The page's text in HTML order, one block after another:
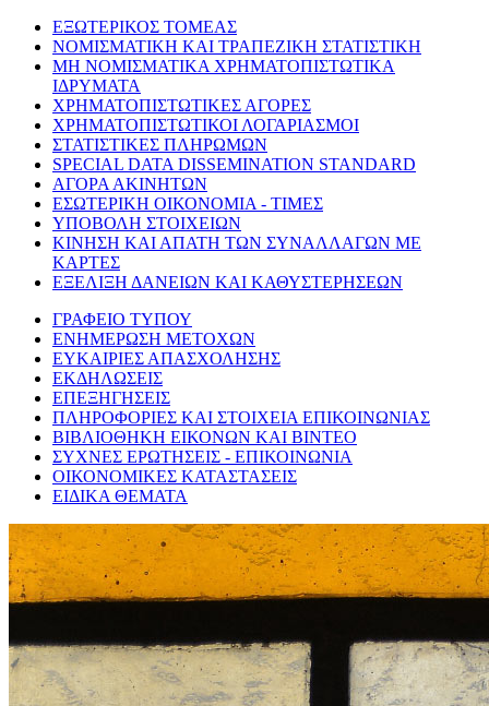
ΕΞΩΤΕΡΙΚΟΣ ΤΟΜΕΑΣ
ΝΟΜΙΣΜΑΤΙΚΗ ΚΑΙ ΤΡΑΠΕΖΙΚΗ ΣΤΑΤΙΣΤΙΚΗ
ΜΗ ΝΟΜΙΣΜΑΤΙΚΑ ΧΡΗΜΑΤΟΠΙΣΤΩΤΙΚΑ
ΙΔΡΥΜΑΤΑ
ΧΡΗΜΑΤΟΠΙΣΤΩΤΙΚΕΣ ΑΓΟΡΕΣ
ΧΡΗΜΑΤΟΠΙΣΤΩΤΙΚΟΙ ΛΟΓΑΡΙΑΣΜΟΙ
ΣΤΑΤΙΣΤΙΚΕΣ ΠΛΗΡΩΜΩΝ
SPECIAL DATA DISSEMINATION STANDARD
ΑΓΟΡΑ ΑΚΙΝΗΤΩΝ
ΕΣΩΤΕΡΙΚΗ ΟΙΚΟΝΟΜΙΑ - ΤΙΜΕΣ
ΥΠΟΒΟΛΗ ΣΤΟΙΧΕΙΩΝ
ΚΙΝΗΣΗ ΚΑΙ ΑΠΑΤΗ ΤΩΝ ΣΥΝΑΛΛΑΓΩΝ ΜΕ
ΚΑΡΤΕΣ
ΕΞΕΛΙΞΗ ΔΑΝΕΙΩΝ ΚΑΙ ΚΑΘΥΣΤΕΡΗΣΕΩΝ
ΓΡΑΦΕΙΟ ΤΥΠΟΥ
ΕΝΗΜΕΡΩΣΗ ΜΕΤΟΧΩΝ
ΕΥΚΑΙΡΙΕΣ ΑΠΑΣΧΟΛΗΣΗΣ
ΕΚΔΗΛΩΣΕΙΣ
ΕΠΕΞΗΓΗΣΕΙΣ
ΠΛΗΡΟΦΟΡΙΕΣ ΚΑΙ ΣΤΟΙΧΕΙΑ ΕΠΙΚΟΙΝΩΝΙΑΣ
ΒΙΒΛΙΟΘΗΚΗ ΕΙΚΟΝΩΝ ΚΑΙ ΒΙΝΤΕΟ
ΣΥΧΝΕΣ ΕΡΩΤΗΣΕΙΣ - ΕΠΙΚΟΙΝΩΝΙΑ
ΟΙΚΟΝΟΜΙΚΕΣ ΚΑΤΑΣΤΑΣΕΙΣ
ΕΙΔΙΚΑ ΘΕΜΑΤΑ